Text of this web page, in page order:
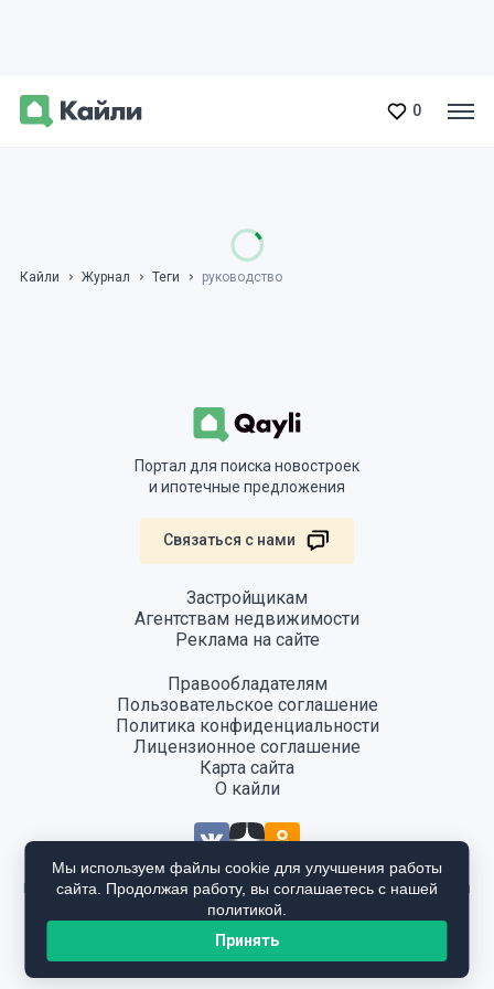
0
Кайли Журнал Теги руководство
Портал для поиска новостроек
и ипотечные предложения
Связаться с нами
Застройщикам
Агентствам недвижимости
Реклама на сайте
Правообладателям
Пользовательское соглашение
Политика конфиденциальности
Лицензионное соглашение
Карта сайта
О кайли
Информация, размещенная на сайте, не является публичной офертой
и предоставляется в ознакомительных целях. Для получения
подробной информации общайтесь в отдел продаж застройщика.
Мы используем файлы cookie для улучшения работы
сайта. Продолжая работу, вы соглашаетесь с нашей
политикой.
Принять